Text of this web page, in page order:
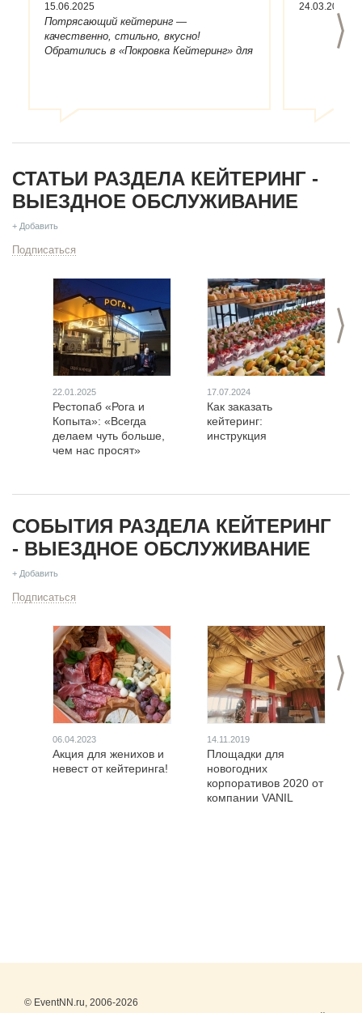
>
15.06.2025
Потрясающий кейтеринг —
качественно, стильно, вкусно!
Обратились в «Покровка Кейтеринг» для
24.03.2021
СТАТЬИ РАЗДЕЛА КЕЙТЕРИНГ -
ВЫЕЗДНОЕ ОБСЛУЖИВАНИЕ
+ Добавить
Подписаться
>
22.01.2025
Рестопаб «Рога и
Копыта»: «Всегда
делаем чуть больше,
чем нас просят»
17.07.2024
Как заказать
кейтеринг:
инструкция
СОБЫТИЯ РАЗДЕЛА КЕЙТЕРИНГ
- ВЫЕЗДНОЕ ОБСЛУЖИВАНИЕ
+ Добавить
Подписаться
>
06.04.2023
Акция для женихов и
невест от кейтеринга!
14.11.2019
Площадки для
новогодних
корпоративов 2020 от
компании VANIL
© EventNN.ru, 2006-2026